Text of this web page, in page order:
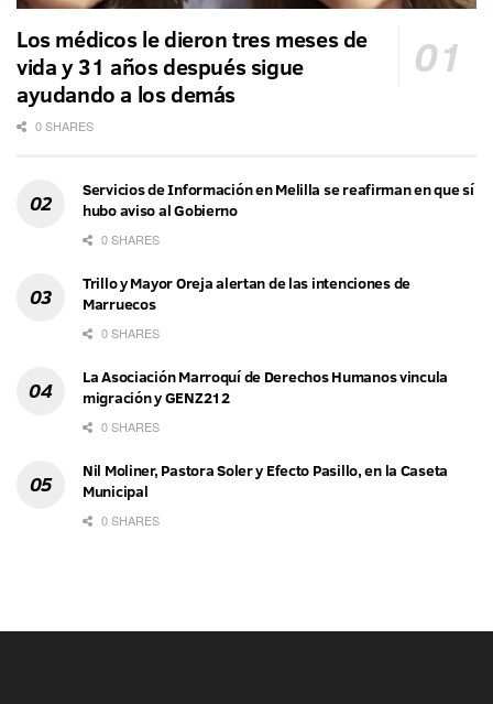
Los médicos le dieron tres meses de
vida y 31 años después sigue
ayudando a los demás
0 SHARES
Servicios de Información en Melilla se reafirman en que sí
hubo aviso al Gobierno
0 SHARES
Trillo y Mayor Oreja alertan de las intenciones de
Marruecos
0 SHARES
La Asociación Marroquí de Derechos Humanos vincula
migración y GENZ212
0 SHARES
Nil Moliner, Pastora Soler y Efecto Pasillo, en la Caseta
Municipal
0 SHARES